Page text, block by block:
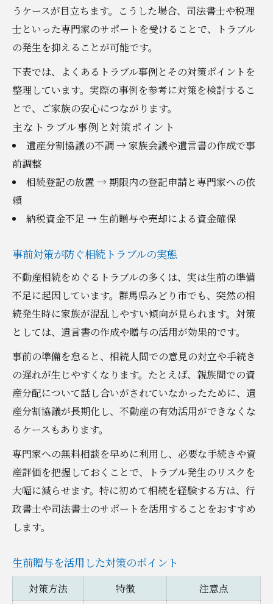
うケースが目立ちます。こうした場合、司法書士や税理
士といった専門家のサポートを受けることで、トラブル
の発生を抑えることが可能です。
下表では、よくあるトラブル事例とその対策ポイントを
整理しています。実際の事例を参考に対策を検討するこ
とで、ご家族の安心につながります。
主なトラブル事例と対策ポイント
遺産分割協議の不調 → 家族会議や遺言書の作成で事
前調整
相続登記の放置 → 期限内の登記申請と専門家への依
頼
納税資金不足 → 生前贈与や売却による資金確保
事前対策が防ぐ相続トラブルの実態
不動産相続をめぐるトラブルの多くは、実は生前の準備
不足に起因しています。群馬県みどり市でも、突然の相
続発生時に家族が混乱しやすい傾向が見られます。対策
としては、遺言書の作成や贈与の活用が効果的です。
事前の準備を怠ると、相続人間での意見の対立や手続き
の遅れが生じやすくなります。たとえば、親族間での資
産分配について話し合いがされていなかったために、遺
産分割協議が長期化し、不動産の有効活用ができなくな
るケースもあります。
専門家への無料相談を早めに利用し、必要な手続きや資
産評価を把握しておくことで、トラブル発生のリスクを
大幅に減らせます。特に初めて相続を経験する方は、行
政書士や司法書士のサポートを活用することをおすすめ
します。
生前贈与を活用した対策のポイント
対策方法 特徴
注意点